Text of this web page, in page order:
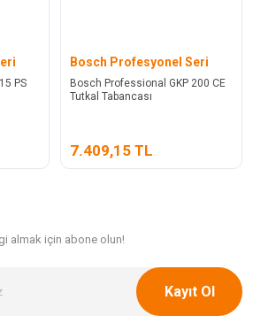
PS
Bosch Profesyonel Seri
Bosch Professional GKP 200 CE
Tutkal Tabancası
7.409,15 TL
almak için abone olun!
Kayıt Ol